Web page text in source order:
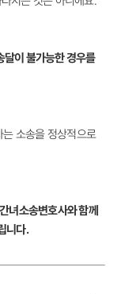
달이 불가능한 경우를
소송을 정상적으로
녀소송변호사와 함께
니다.